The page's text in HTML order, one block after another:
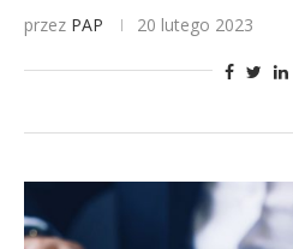
przez PAP 20 lutego 2023